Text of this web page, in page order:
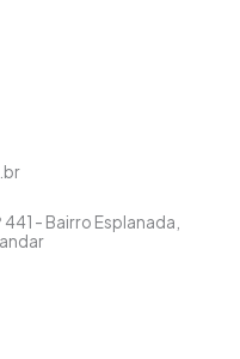
- Bairro Esplanada,